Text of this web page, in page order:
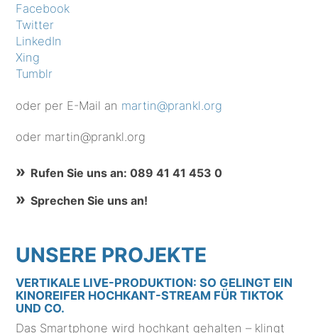
Facebook
Twitter
LinkedIn
Xing
Tumblr
oder per E-Mail an martin@prankl.org
oder martin@prankl.org
Rufen Sie uns an: 089 41 41 453 0
Sprechen Sie uns an!
UNSERE PROJEKTE
VERTIKALE LIVE-PRODUKTION: SO GELINGT EIN
KINOREIFER HOCHKANT-STREAM FÜR TIKTOK
UND CO.
Das Smartphone wird hochkant gehalten – klingt